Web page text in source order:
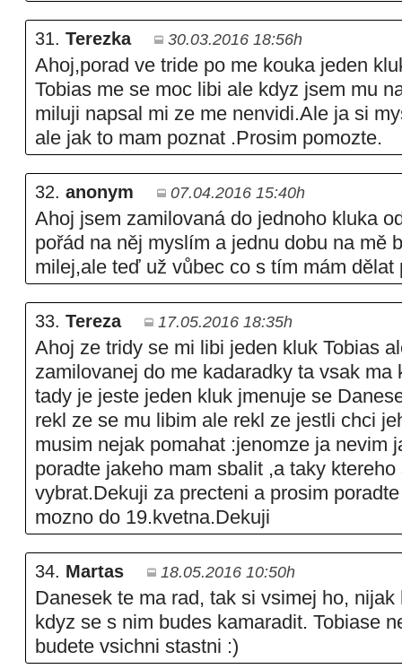
31. Terezka 30.03.2016 18:56h
Ahoj,porad ve tride po me kouka jeden
Tobias me se moc libi ale kdyz jsem mu
miluji napsal mi ze me nenvidi.Ale ja si
ale jak to mam poznat .Prosim pomozte.
32. anonym 07.04.2016 15:40h
Ahoj jsem zamilovaná do jednoho kluka
pořád na něj myslím a jednu dobu na mě
milej,ale teď už vůbec co s tím mám dělat
33. Tereza 17.05.2016 18:35h
Ahoj ze tridy se mi libi jeden kluk Tobias
zamilovanej do me kadaradky ta vsak ma
tady je jeste jeden kluk jmenuje se
rekl ze se mu libim ale rekl ze jestli chci
musim nejak pomahat :jenomze ja nevim
poradte jakeho mam sbalit ,a taky ktereho
vybrat.Dekuji za precteni a prosim
mozno do 19.kvetna.Dekuji
34. Martas 18.05.2016 10:50h
Danesek te ma rad, tak si vsimej ho, nijak
kdyz se s nim budes kamaradit. Tobiase
budete vsichni stastni :)